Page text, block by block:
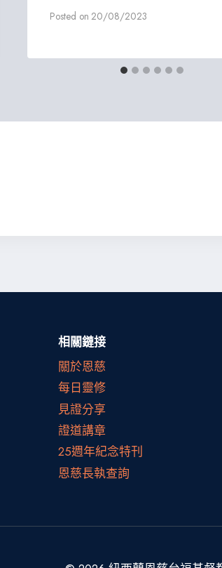
Posted on 20/08/2023
相關鏈接
關於恩慈
每日靈修
見證分享
證道講章
25週年紀念特刊
恩慈長執查詢